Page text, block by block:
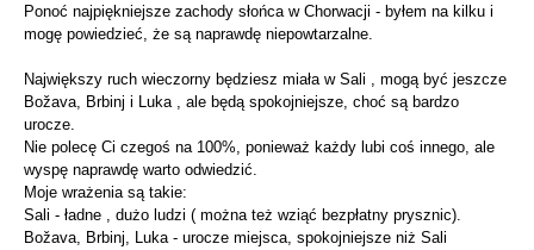
Ponoć najpiękniejsze zachody słońca w Chorwacji - byłem na kilku i
mogę powiedzieć, że są naprawdę niepowtarzalne.
Największy ruch wieczorny będziesz miała w Sali , mogą być jeszcze
Božava, Brbinj i Luka , ale będą spokojniejsze, choć są bardzo
urocze.
Nie polecę Ci czegoś na 100%, ponieważ każdy lubi coś innego, ale
wyspę naprawdę warto odwiedzić.
Moje wrażenia są takie:
Sali - ładne , dużo ludzi ( można też wziąć bezpłatny prysznic).
Božava, Brbinj, Luka - urocze miejsca, spokojniejsze niż Sali